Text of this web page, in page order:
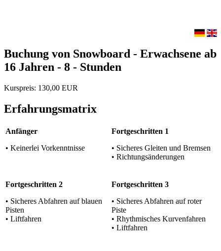
Buchung von Snowboard - Erwachsene ab
16 Jahren - 8 - Stunden
Kurspreis: 130,00 EUR
Erfahrungsmatrix
Anfänger
• Keinerlei Vorkenntnisse
Fortgeschritten 1
• Sicheres Gleiten und Bremsen
• Richtungsänderungen
Fortgeschritten 2
• Sicheres Abfahren auf blauen
Pisten
• Liftfahren
Fortgeschritten 3
• Sicheres Abfahren auf roter
Piste
• Rhythmisches Kurvenfahren
• Liftfahren